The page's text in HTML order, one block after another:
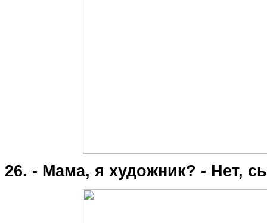
26. - Мама, я художник? - Нет,